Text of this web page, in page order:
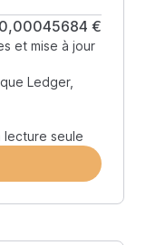
0,00045684 €
et mise à jour
Ledger,
lecture seule